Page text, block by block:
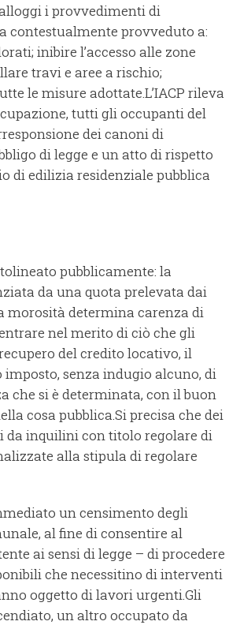
i provvedimenti di
contestualmente provveduto a:
inibire l’accesso alle zone
travi e aree a rischio;
le misure adottate.L’IACP rileva
tutti gli occupanti del
dei canoni di
di legge e un atto di rispetto
di edilizia residenziale pubblica
pubblicamente: la
da una quota prelevata dai
morosità determina carenza di
nel merito di ciò che gli
del credito locativo, il
senza indugio alcuno, di
che si è determinata, con il buon
cosa pubblica.Si precisa che dei
da inquilini con titolo regolare di
alla stipula di regolare
un censimento degli
al fine di consentire al
ai sensi di legge – di procedere
che necessitino di interventi
oggetto di lavori urgenti.Gli
un altro occupato da